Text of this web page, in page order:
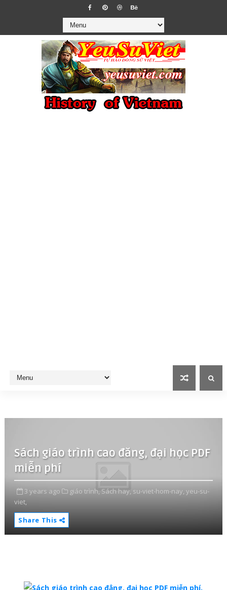
Sách giáo trình cao đẳng, đại học PDF
miễn phí
3 years ago giáo trình, Sách hay, su-viet-hom-nay, yeu-su-
viet,
Share This